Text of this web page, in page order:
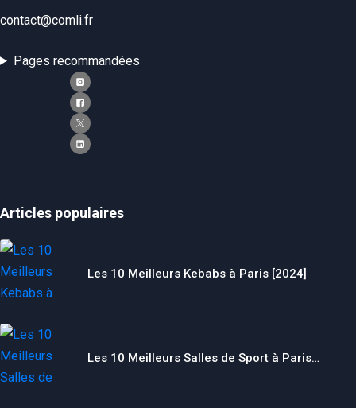
contact@comli.fr
Pages recommandées
Articles populaires
Les 10 Meilleurs Kebabs à Paris [2024]
Les 10 Meilleurs Salles de Sport à Paris…